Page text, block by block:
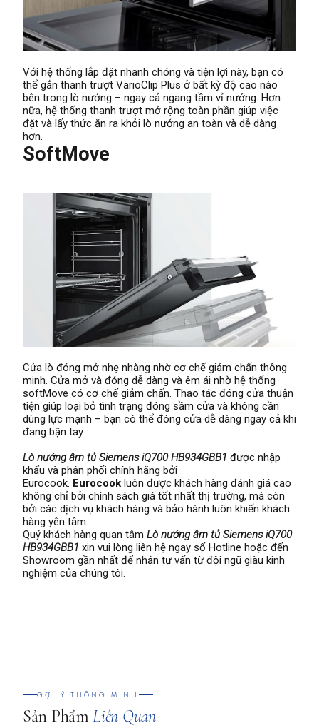
Với hệ thống lắp đặt nhanh chóng và tiện lợi này, bạn có
thể gắn thanh trượt VarioClip Plus ở bất kỳ độ cao nào
bên trong lò nướng – ngay cả ngang tầm vỉ nướng. Hơn
nữa, hệ thống thanh trượt mở rộng toàn phần giúp việc
đặt và lấy thức ăn ra khỏi lò nướng an toàn và dễ dàng
hơn.
SoftMove
Cửa lò đóng mở nhẹ nhàng nhờ cơ chế giảm chấn thông
minh. Cửa mở và đóng dễ dàng và êm ái nhờ hệ thống
softMove có cơ chế giảm chấn. Thao tác đóng cửa thuận
tiện giúp loại bỏ tình trạng đóng sầm cửa và không cần
dùng lực mạnh – bạn có thể đóng cửa dễ dàng ngay cả khi
đang bận tay.
Lò nướng âm tủ Siemens iQ700 HB934GBB1 được nhập
khẩu và phân phối chính hãng bởi
Eurocook. Eurocook luôn được khách hàng đánh giá cao
không chỉ bởi chính sách giá tốt nhất thị trường, mà còn
bởi các dịch vụ khách hàng và bảo hành luôn khiến khách
hàng yên tâm.
Quý khách hàng quan tâm Lò nướng âm tủ Siemens iQ700
HB934GBB1 xin vui lòng liên hệ ngay số Hotline hoặc đến
Showroom gần nhất để nhận tư vấn từ đội ngũ giàu kinh
nghiệm của chúng tôi.
GỢI Ý THÔNG MINH
Sản PhẩmLiên Quan